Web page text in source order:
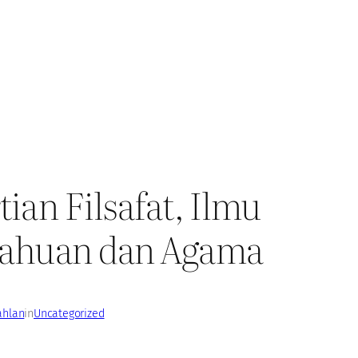
Filsafat, Ilmu
dan Agama
inUncategorized